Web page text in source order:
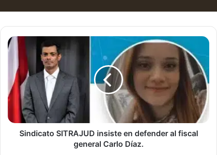
Sindicato
SITRAJUD
insiste
defender
al
fiscal
general
Carlo
Díaz.Sindicato SITRAJUD insiste en defender al fiscal
general Carlo Díaz.